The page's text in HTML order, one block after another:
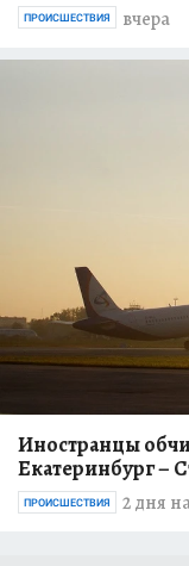
вчера
ПРОИСШЕСТВИЯ
Иностранцы
Екатеринбург –
2 дня
ПРОИСШЕСТВИЯ